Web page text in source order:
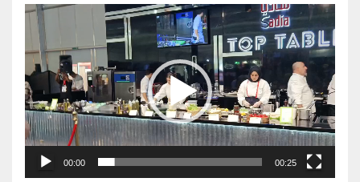
视
播
放
器
00:00 00:25